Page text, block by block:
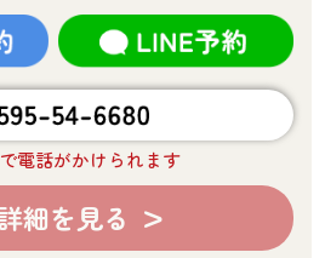
電話がかけられます
細を見る